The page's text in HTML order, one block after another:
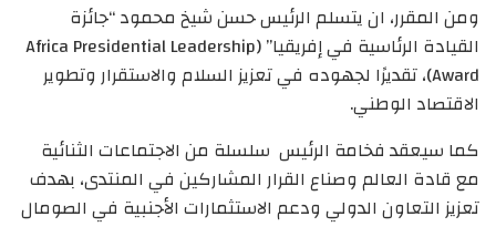
ومن المقرر، ان يتسلم الرئيس حسن شيخ محمود “جائزة
القيادة الرئاسية في إفريقيا” (Africa Presidential Leadership
Award)، تقديرًا لجهوده في تعزيز السلام والاستقرار وتطوير
الاقتصاد الوطني.
كما سيعقد فخامة الرئيس سلسلة من الاجتماعات الثنائية
مع قادة العالم وصناع القرار المشاركين في المنتدى، بهدف
تعزيز التعاون الدولي ودعم الاستثمارات الأجنبية في الصومال